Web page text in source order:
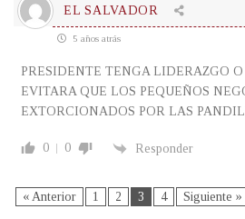
EL SALVADOR
5 años atrás
PRESIDENTE TENGA LIDERAZGO
EVITARA QUE LOS PEQUEÑOS
EXTORCIONADOS POR LAS
0 0 Responder
« Anterior 1 2 3 4 Siguiente »